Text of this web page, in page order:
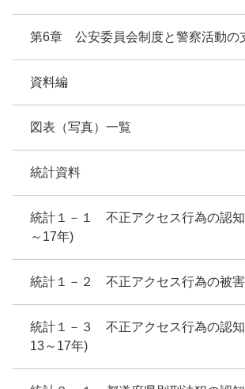
第6章 公安委員会制度と警察活動の
資料編
図表（写真）一覧
統計資料
統計１－１ 不正アクセス行為の認
～17年)
統計１－２ 不正アクセス行為の被
統計１－３ 不正アクセス行為の認
13～17年)